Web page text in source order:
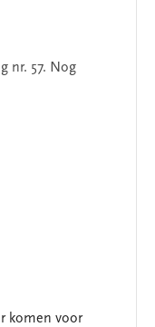
nr. 57. Nog
komen voor